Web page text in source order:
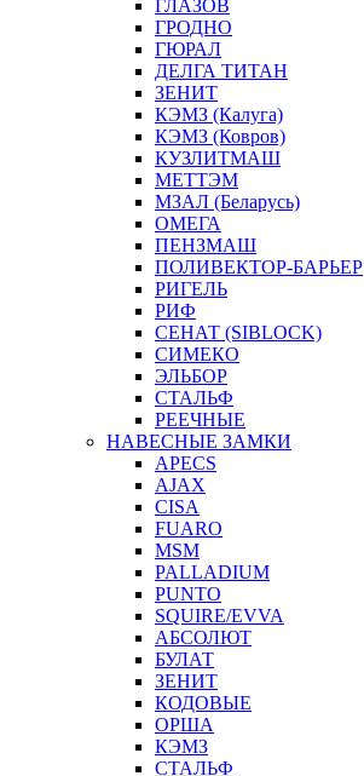
ГЛАЗОВ
ГРОДНО
ГЮРАЛ
ДЕЛГА ТИТАН
ЗЕНИТ
КЭМЗ (Калуга)
КЭМЗ (Ковров)
КУЗЛИТМАШ
МЕТТЭМ
МЗАЛ (Беларусь)
ОМЕГА
ПЕНЗМАШ
ПОЛИВЕКТОР-БАРЬЕР
РИГЕЛЬ
РИФ
СЕНАТ (SIBLOCK)
СИМЕКО
ЭЛЬБОР
СТАЛЬФ
РЕЕЧНЫЕ
НАВЕСНЫЕ ЗАМКИ
APECS
AJAX
CISA
FUARO
MSM
PALLADIUM
PUNTO
SQUIRE/EVVA
АБСОЛЮТ
БУЛАТ
ЗЕНИТ
КОДОВЫЕ
ОРША
КЭМЗ
СТАЛЬФ